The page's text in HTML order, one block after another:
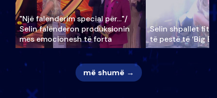
"Një falenderim special për…"/
Selin falënderon produksionin
mes emocionesh të forta
Selin shpallet
të pestë të ‘Big
më shumë →